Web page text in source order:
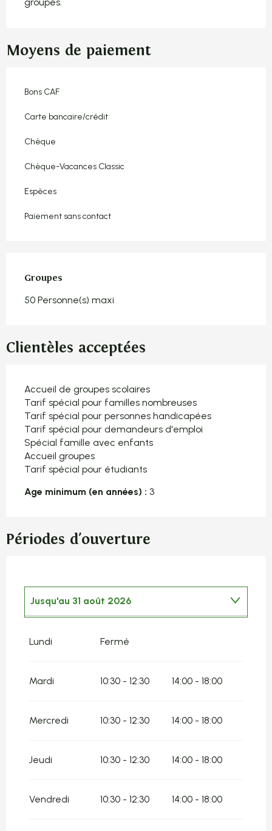
Moyens de paiement
Bons CAF
Carte bancaire/crédit
Chèque
Chèque-Vacances Classic
Espèces
Paiement sans contact
Groupes
Groupes
50 Personne(s) maxi
Clientèles acceptées
Accueil de groupes scolaires
Tarif spécial pour familles nombreuses
Tarif spécial pour personnes handicapées
Tarif spécial pour demandeurs d'emploi
Spécial famille avec enfants
Accueil groupes
Tarif spécial pour étudiants
Age minimum (en années) : 3
Périodes d'ouverture
Du8 juin 2026 au14 juin 2026
Jusqu'au 31 août 2026
Du5 octobre 2026au 11 octobre 2026
Lundi Fermé
Mardi 10:30 - 12:30 14:00 - 18:00
Mercredi 10:30 - 12:30 14:00 - 18:00
Jeudi 10:30 - 12:30 14:00 - 18:00
Vendredi 10:30 - 12:30 14:00 - 18:00